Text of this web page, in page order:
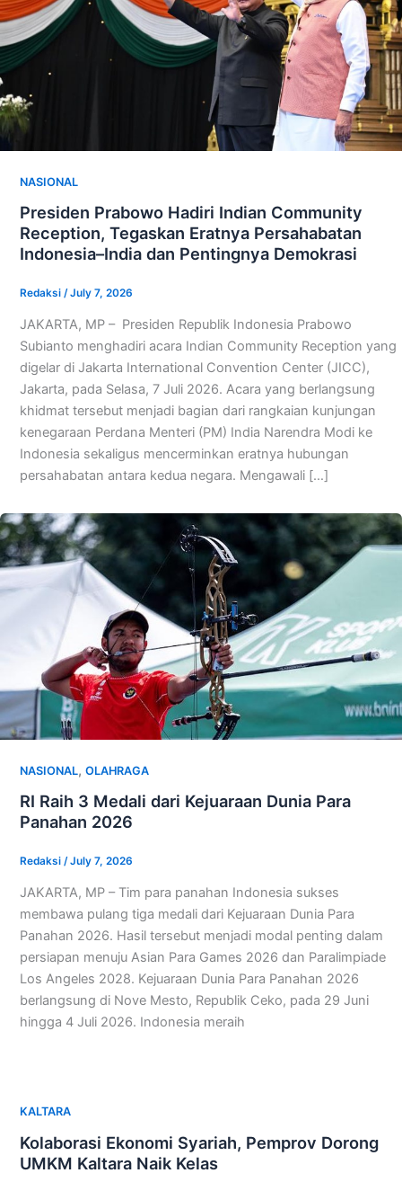
NASIONAL
Presiden Prabowo Hadiri Indian Community
Reception, Tegaskan Eratnya Persahabatan
Indonesia–India dan Pentingnya Demokrasi
Redaksi /July 7, 2026
JAKARTA, MP – Presiden Republik Indonesia Prabowo
Subianto menghadiri acara Indian Community Reception yang
digelar di Jakarta International Convention Center (JICC),
Jakarta, pada Selasa, 7 Juli 2026. Acara yang berlangsung
khidmat tersebut menjadi bagian dari rangkaian kunjungan
kenegaraan Perdana Menteri (PM) India Narendra Modi ke
Indonesia sekaligus mencerminkan eratnya hubungan
persahabatan antara kedua negara. Mengawali […]
NASIONAL, OLAHRAGA
RI Raih 3 Medali dari Kejuaraan Dunia Para
Panahan 2026
Redaksi /July 7, 2026
JAKARTA, MP – Tim para panahan Indonesia sukses
membawa pulang tiga medali dari Kejuaraan Dunia Para
Panahan 2026. Hasil tersebut menjadi modal penting dalam
persiapan menuju Asian Para Games 2026 dan Paralimpiade
Los Angeles 2028. Kejuaraan Dunia Para Panahan 2026
berlangsung di Nove Mesto, Republik Ceko, pada 29 Juni
hingga 4 Juli 2026. Indonesia meraih
KALTARA
Kolaborasi Ekonomi Syariah, Pemprov Dorong
UMKM Kaltara Naik Kelas